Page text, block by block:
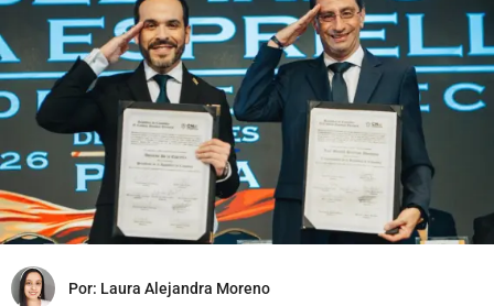
Por: Laura Alejandra Moreno